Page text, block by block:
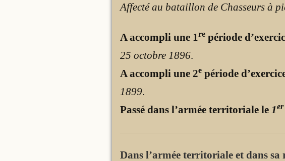
Affecté au bataillon de Chasseurs à
A accompli une 1 re période
25 octobre 1896.
A accompli une 2e période
1899.
Passé dans l’armée territoriale le 1er
Dans l’armée territoriale et dans sa